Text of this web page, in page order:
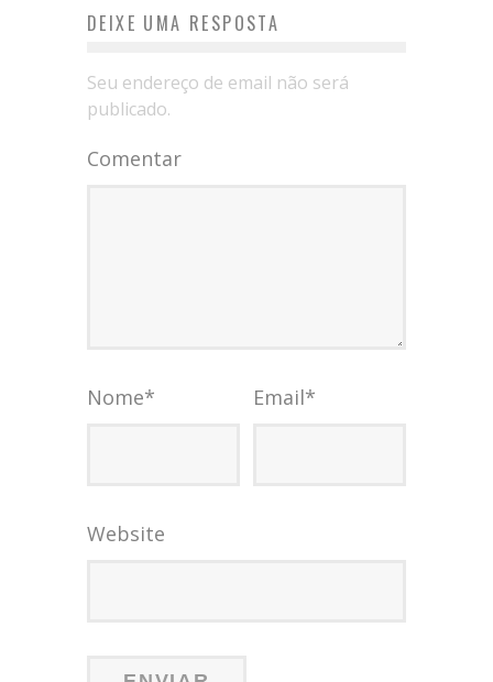
DEIXE UMA RESPOSTA
Seu endereço de email não será
publicado.
Comentar
Nome* Email*
Website